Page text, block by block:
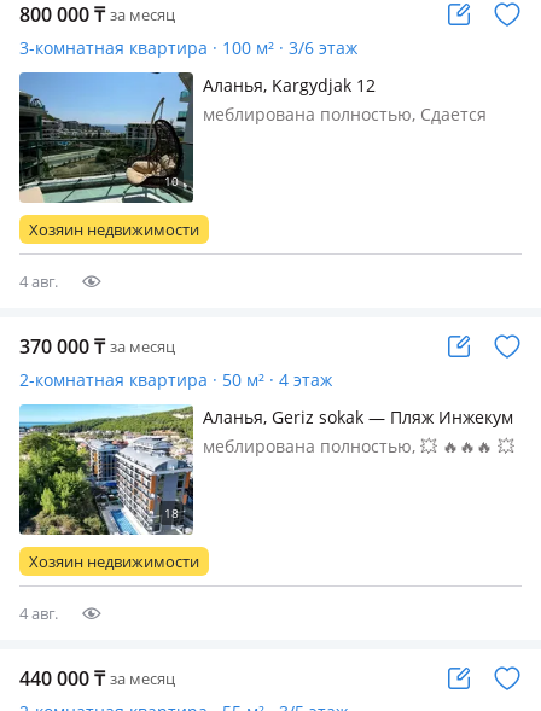
800 000₸ за месяц
3-комнатная квартира · 100 м² · 3/6 этаж
Аланья, Kargydjak 12
меблирована полностью, Сдается
Хозяин недвижимости
4 авг.
370 000₸ за месяц
2-комнатная квартира · 50 м² · 4 этаж
Аланья, Geriz sokak — Пляж Инжекум
меблирована полностью, 💥 🔥🔥🔥 💥
песчаным пляжем Инжекум, в
хвойном лесу. Жилой комплекс
Хозяин недвижимости
4 авг.
440 000₸ за месяц